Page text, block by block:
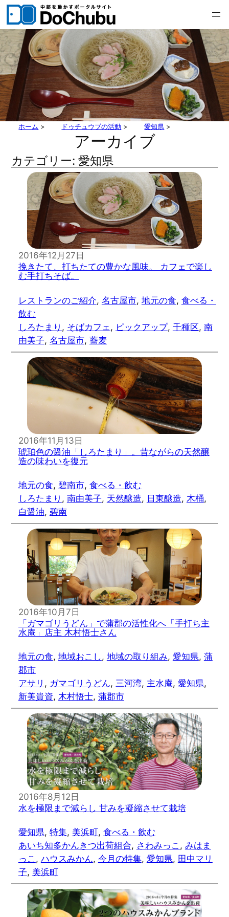
内
を
ス
キ
ッ
プ
ホーム > ドゥチュウブの活動 > 愛知県 >
アーカイブ
カテゴリー:愛知県
2016年12月27日
挽きたて、打ちたての豊かな風味。 カフェで楽し
む手打ちそば。
レストランのご紹介, 名古屋市, 地元の食, 食べる・
飲む
しろたまり , そばカフェ , ピックアップ, 千種区, 南
由美子, 名古屋市, 蕎麦
2016年11月13日
琥珀色の醤油「しろたまり」。昔ながらの天然醸
造の味わいを復元
地元の食, 碧南市, 食べる・飲む
しろたまり , 南由美子, 天然醸造, 日東醸造, 木桶
白醤油, 碧南
2016年10月7日
「ガマゴリうどん」で蒲郡の活性化へ「手打ち主
水庵」店主 木村悟士さん
地元の食, 地域おこし, 地域の取り組み, 愛知県, 蒲
郡市
アサリ , ガマゴリうどん, 三河湾, 主水庵, 愛知県
新美貴資, 木村悟士, 蒲郡市
2016年8月12日
水を極限まで減らし 甘みを凝縮させて栽培
愛知県, 特集, 美浜町, 食べる・飲む
あいち知多かんきつ出荷組合, さわみっこ , みはま
っこ , ハウスみかん, 今月の特集, 愛知県, 田中マリ
子, 美浜町